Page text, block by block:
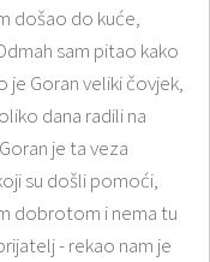
došao do kuće,
sam pitao kako
Goran veliki čovjek,
dana radili na
je ta veza
su došli pomoći,
dobrotom i nema tu
- rekao nam je